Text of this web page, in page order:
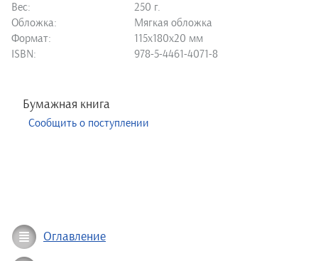
Вес:
250 г.
Обложка:
Мягкая обложка
Формат:
115х180х20 мм
ISBN:
978-5-4461-4071-8
Бумажная книга
Сообщить о поступлении
Оглавление